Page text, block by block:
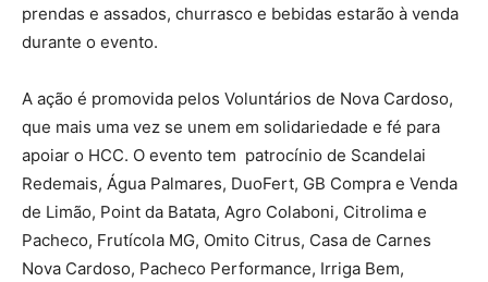
prendas e assados, churrasco e bebidas estarão à venda
durante o evento.
A ação é promovida pelos Voluntários de Nova Cardoso,
que mais uma vez se unem em solidariedade e fé para
apoiar o HCC. O evento tem patrocínio de Scandelai
Redemais, Água Palmares, DuoFert, GB Compra e Venda
de Limão, Point da Batata, Agro Colaboni, Citrolima e
Pacheco, Frutícola MG, Omito Citrus, Casa de Carnes
Nova Cardoso, Pacheco Performance, Irriga Bem,